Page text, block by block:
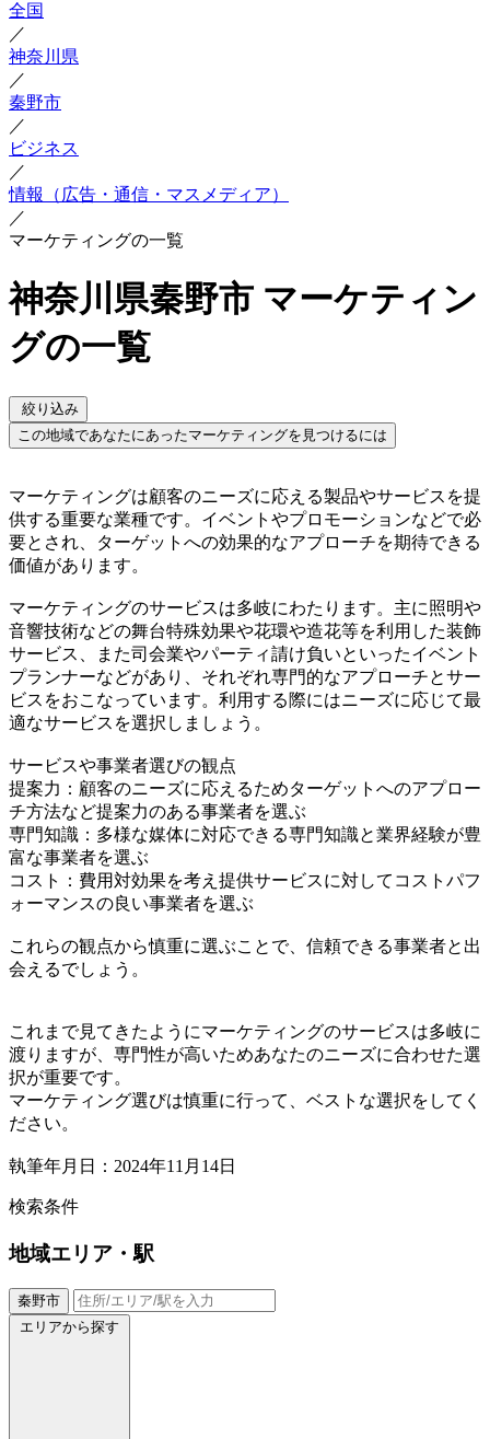
全国
／
神奈川県
／
秦野市
／
ビジネス
／
情報（広告・通信・マスメディア）
／
マーケティングの一覧
神奈川県秦野市 マーケティン
グの一覧
絞り込み
この地域であなたにあったマーケティングを見つけるには
マーケティングは顧客のニーズに応える製品やサービスを提
供する重要な業種です。イベントやプロモーションなどで必
要とされ、ターゲットへの効果的なアプローチを期待できる
価値があります。
マーケティングのサービスは多岐にわたります。主に照明や
音響技術などの舞台特殊効果や花環や造花等を利用した装飾
サービス、また司会業やパーティ請け負いといったイベント
プランナーなどがあり、それぞれ専門的なアプローチとサー
ビスをおこなっています。利用する際にはニーズに応じて最
適なサービスを選択しましょう。
サービスや事業者選びの観点
提案力：顧客のニーズに応えるためターゲットへのアプロー
チ方法など提案力のある事業者を選ぶ
専門知識：多様な媒体に対応できる専門知識と業界経験が豊
富な事業者を選ぶ
コスト：費用対効果を考え提供サービスに対してコストパフ
ォーマンスの良い事業者を選ぶ
これらの観点から慎重に選ぶことで、信頼できる事業者と出
会えるでしょう。
これまで見てきたようにマーケティングのサービスは多岐に
渡りますが、専門性が高いためあなたのニーズに合わせた選
択が重要です。
マーケティング選びは慎重に行って、ベストな選択をしてく
ださい。
執筆年月日：2024年11月14日
検索条件
地域エリア・駅
秦野市
エリアから探す